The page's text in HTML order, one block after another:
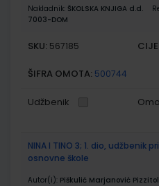
Nakladnik: ŠKOLSKA KNJIGA d.d.
7003-DOM
SKU: 567185
ŠIFRA OMOTA: 500744
Udžbenik
NINA I TINO 3; 1. dio, udžbenik
osnovne škole
Autor(i): Piškulić Marjanović